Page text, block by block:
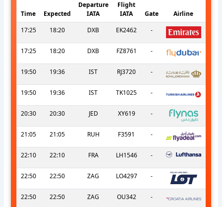
Time Expected
Departure
IATA
Flight
IATA
Gate
Airline
17:25
18:20 DXB EK2462 -
17:25 18:20 DXB FZ8761 -
19:50 19:36 IST RJ3720 -
19:50 19:36 IST TK1025 -
20:30 20:30 JED XY619 -
21:05 21:05 RUH F3591 -
22:10 22:10 FRA LH1546 -
22:50 22:50 ZAG LO4297 -
22:50 22:50 ZAG OU342 -